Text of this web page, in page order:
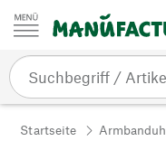
Zum Inhalt springen
Startseite